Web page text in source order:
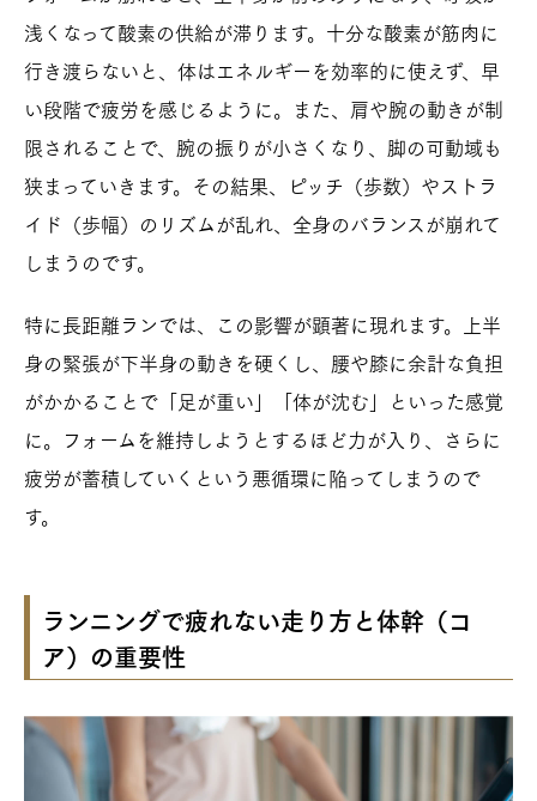
浅くなって酸素の供給が滞ります。十分な酸素が筋肉に
行き渡らないと、体はエネルギーを効率的に使えず、早
い段階で疲労を感じるように。また、肩や腕の動きが制
限されることで、腕の振りが小さくなり、脚の可動域も
狭まっていきます。その結果、ピッチ（歩数）やストラ
イド（歩幅）のリズムが乱れ、全身のバランスが崩れて
しまうのです。
特に長距離ランでは、この影響が顕著に現れます。上半
身の緊張が下半身の動きを硬くし、腰や膝に余計な負担
がかかることで「足が重い」「体が沈む」といった感覚
に。フォームを維持しようとするほど力が入り、さらに
疲労が蓄積していくという悪循環に陥ってしまうので
す。
ランニングで疲れない走り方と体幹（コ
ア）の重要性